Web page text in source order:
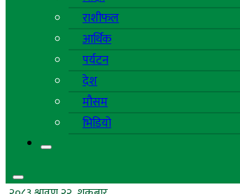
राशीफल
आर्थिक
पर्यटन
देश
मौसम
भिडियो